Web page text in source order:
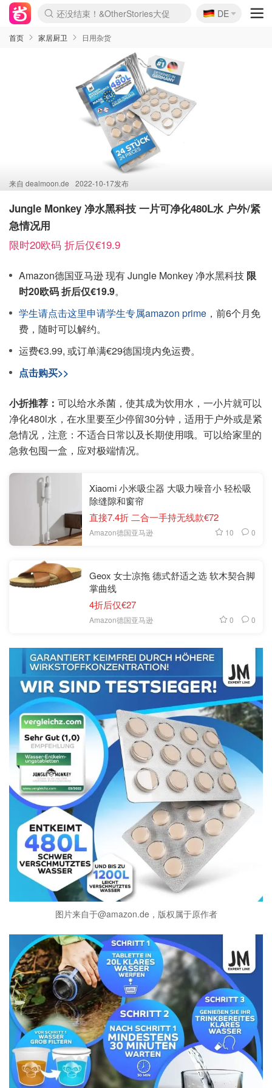
Boticinal 夏促开抢！
4折！lulu周四疯狂上新
还没结束！&OtherStories大促
Joybuy变相75折 随时失效
速领！Stanley独家85折
疑似霸哥！Camper额外叠85折
Zalando 奥莱闪促！每日更新
Moncler反季囤！5折起+叠9折
Coach Brooklyn仅€192
🇩🇪
DE
首页 家居厨卫 日用杂货
来自 dealmoon.de 2022-10-17发布
Jungle Monkey 净水黑科技 一片可净化480L水 户外/紧
急情况用
限时20欧码 折后仅€19.9
Amazon德国亚马逊 现有 Jungle Monkey 净水黑科技 限
时20欧码 折后仅€19.9。
学生请点击这里申请学生专属amazon prime ，前6个月免
费，随时可以解约。
运费€3.99, 或订单满€29德国境内免运费。
点击购买>>
小折推荐： 可以给水杀菌，使其成为饮用水，一小片就可以
净化480l水，在水里要至少停留30分钟，适用于户外或是紧
急情况，注意：不适合日常以及长期使用哦。可以给家里的
急救包囤一盒，应对极端情况。
Xiaomi 小米吸尘器 大吸力噪音小 轻松吸
除缝隙和窗帘
直接7.4折 二合一手持无线款€72
Amazon德国亚马逊 10 0
Geox 女士凉拖 德式舒适之选 软木契合脚
掌曲线
4折后仅€27
Amazon德国亚马逊 0 0
图片来自于@amazon.de，版权属于原作者